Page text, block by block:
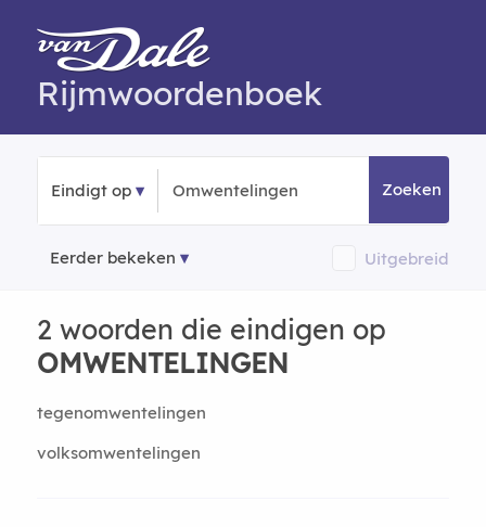
Rijmwoordenboek
Eindigt op Zoeken
Eerder bekeken Uitgebreid
2 woorden die eindigen op
OMWENTELINGEN
tegenomwentelingen
volksomwentelingen